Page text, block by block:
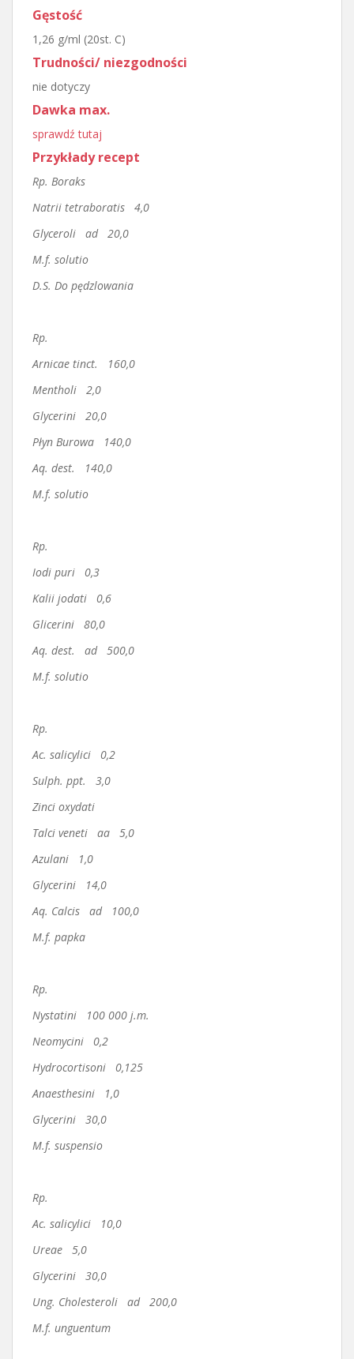
Gęstość
1,26 g/ml (20st. C)
Trudności/ niezgodności
nie dotyczy
Dawka max.
sprawdź tutaj
Przykłady recept
Rp. Boraks
Natrii tetraboratis 4,0
Glyceroli ad 20,0
M.f. solutio
D.S. Do pędzlowania
Rp.
Arnicae tinct. 160,0
Mentholi 2,0
Glycerini 20,0
Płyn Burowa 140,0
Aq. dest. 140,0
M.f. solutio
Rp.
Iodi puri 0,3
Kalii jodati 0,6
Glicerini 80,0
Aq. dest. ad 500,0
M.f. solutio
Rp.
Ac. salicylici 0,2
Sulph. ppt. 3,0
Zinci oxydati
Talci veneti aa 5,0
Azulani 1,0
Glycerini 14,0
Aq. Calcis ad 100,0
M.f. papka
Rp.
Nystatini 100 000 j.m.
Neomycini 0,2
Hydrocortisoni 0,125
Anaesthesini 1,0
Glycerini 30,0
M.f. suspensio
Rp.
Ac. salicylici 10,0
Ureae 5,0
Glycerini 30,0
Ung. Cholesteroli ad 200,0
M.f. unguentum